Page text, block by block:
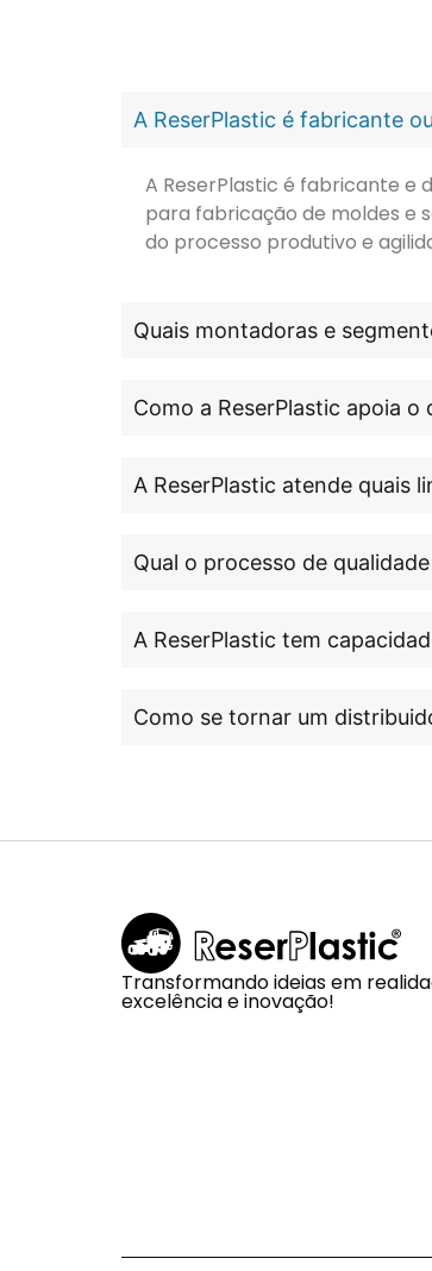
A ReserPlastic é fabricante
A ReserPlastic é fabricante e
para fabricação de moldes e
do processo produtivo e
Quais montadoras e
Como a ReserPlastic apoia
A ReserPlastic atende quais
Qual o processo de
A ReserPlastic tem
Como se tornar um
Transformando ideias em
excelência e inovação!